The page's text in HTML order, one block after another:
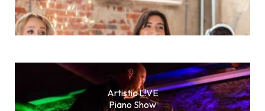
Artistic L!VE
Piano Show